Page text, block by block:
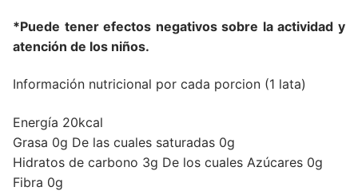
*Puede tener efectos negativos sobre la actividad y
atención de los niños.
Información nutricional por cada porcion (1 lata)
Energía 20kcal
Grasa 0g De las cuales saturadas 0g
Hidratos de carbono 3g De los cuales Azúcares 0g
Fibra 0g